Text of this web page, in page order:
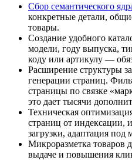
Сбор семантического
конкретные детали,
товары.
Создание удобного
модели, году выпуска,
коду или артикулу —
Расширение структуры
генерации страниц.
страницы по связке
это дает тысячи
Техническая
страниц от индексации,
загрузки, адаптация под
Микроразметка товаров
выдаче и повышения